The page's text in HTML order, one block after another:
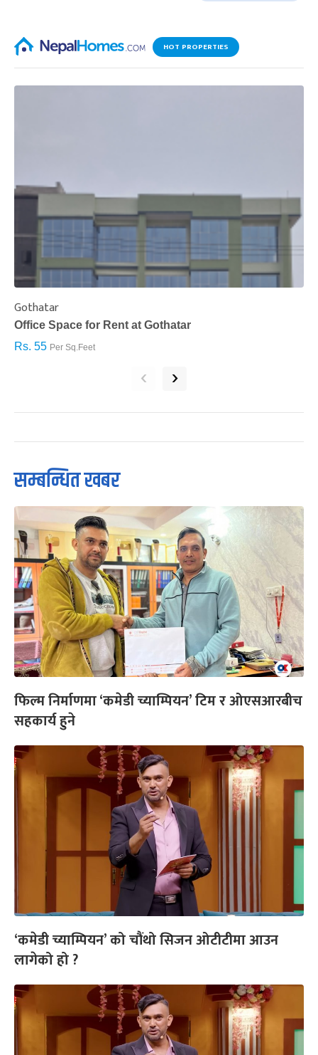
HOT PROPERTIES
Gothatar
Office Space for Rent at Gothatar
Rs. 55 Per Sq.Feet
‹ ›
सम्बन्धित खबर
फिल्म निर्माणमा ‘कमेडी च्याम्पियन’ टिम र ओएसआरबीच
सहकार्य हुने
‘कमेडी च्याम्पियन’ को चौंथो सिजन ओटीटीमा आउन
लागेको हो ?